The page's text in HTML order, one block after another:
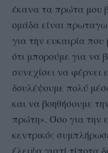
έκανα τα πρώτα μου
ομάδα είναι
για την ευκαιρία
ότι μπορούμε για να
συνεχίσει να φέρνει
δουλέψουμε πολύ
και να βοηθήσουμε
πρώτη». Όσο για την
κεντρικός
έλειψα γιατί